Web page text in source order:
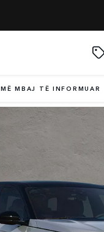
MË MBAJ TË INFORMUAR